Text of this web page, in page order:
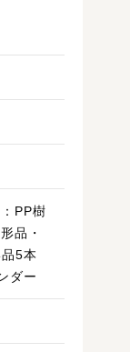
PP樹
品・
5本
ダー